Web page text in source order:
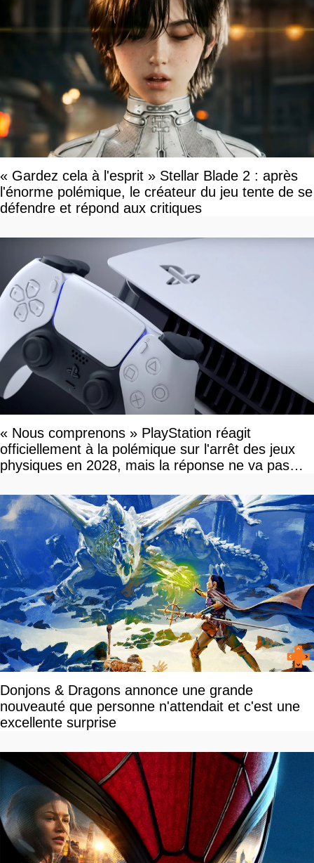
« Gardez cela à l'esprit » Stellar Blade 2 : après
l'énorme polémique, le créateur du jeu tente de se
défendre et répond aux critiques
« Nous comprenons » PlayStation réagit
officiellement à la polémique sur l'arrêt des jeux
physiques en 2028, mais la réponse ne va pas
Donjons & Dragons annonce une grande
nouveauté que personne n'attendait et c'est une
excellente surprise